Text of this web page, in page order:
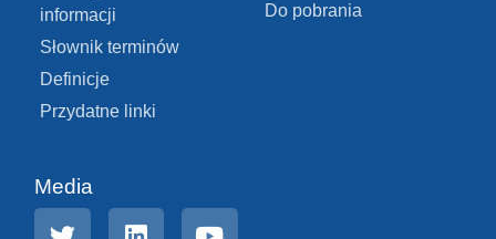
informacji
Słownik terminów
Definicje
Przydatne linki
Do pobrania
Media